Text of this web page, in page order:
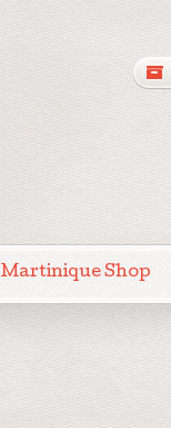
Martinique Shop